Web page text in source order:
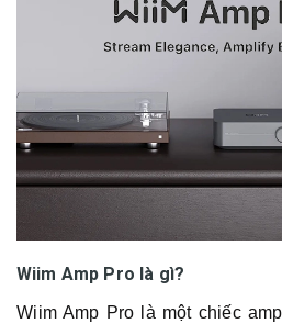
Wiim Amp Pro là gì?
Wiim Amp Pro là một chiếc